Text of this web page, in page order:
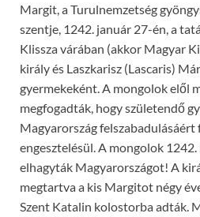
Margit, a Turulnemzetség
szentje, 1242. január 27-én, a
Klissza várában (akkor Magyar
király és Laszkarisz (Lascaris)
gyermekeként. A mongolok elől
megfogadták, hogy születendő
Magyarország
engesztelésül. A mongolok
elhagyták Magyarországot! A
megtartva a kis Margitot négy
Szent Katalin kolostorba adták.